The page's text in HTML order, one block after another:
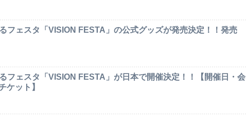
フェスタ「VISION FESTA」の公式グッズが発売決定！！発売
フェスタ「VISION FESTA」が日本で開催決定！！【開催日・会
ケット】